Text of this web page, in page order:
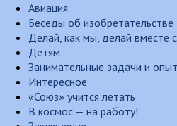
Авиация
Беседы об изобретательстве
Делай, как мы, делай вместе
Детям
Занимательные задачи и
Интересное
«Союз» учится летать
В космос — на работу!